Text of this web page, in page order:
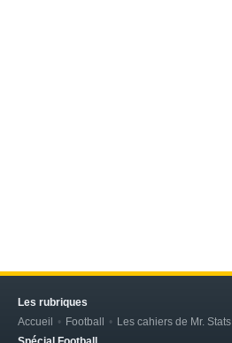
Les rubriques
Accueil
Football
Les cahiers de Mr. Stats